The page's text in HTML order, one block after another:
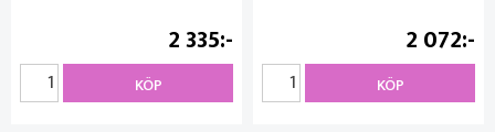
2 335
KÖP
2 072
KÖP